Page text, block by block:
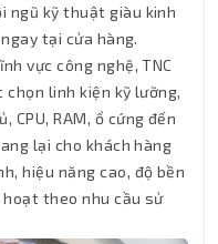
ngũ kỹ thuật giàu kinh
tại cửa hàng.
vực công nghệ, TNC
chọn linh kiện kỹ lưỡng,
CPU, RAM, ổ cứng đến
lại cho khách hàng
hiệu năng cao, độ bền
hoạt theo nhu cầu sử